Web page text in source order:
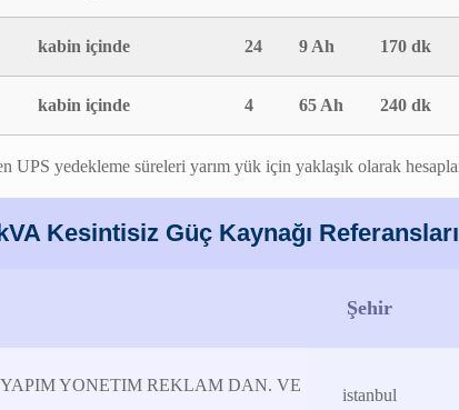
kabin içinde 24 9 Ah 170 dk
kabin içinde 4 65 Ah 240 dk
UPS yedekleme süreleri yarım yük için yaklaşık olarak
Kesintisiz Güç Kaynağı
Şehir
YONETIM REKLAM DAN. VE
istanbul